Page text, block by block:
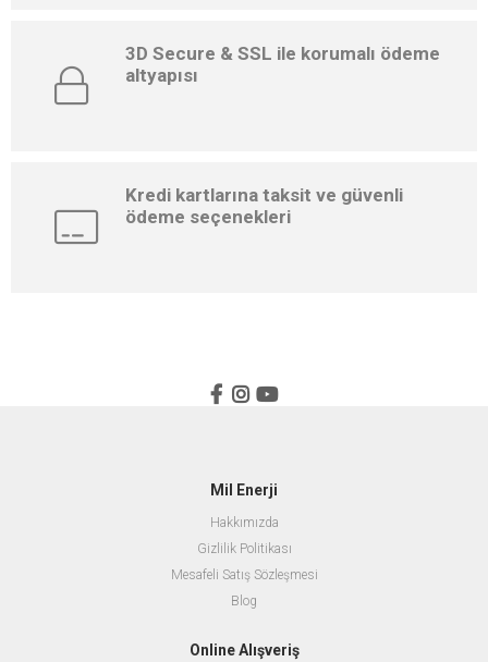
3D Secure & SSL ile korumalı ödeme
altyapısı
Kredi kartlarına taksit ve güvenli
ödeme seçenekleri
Mil Enerji
Hakkımızda
Gizlilik Politikası
Mesafeli Satış Sözleşmesi
Blog
Online Alışveriş